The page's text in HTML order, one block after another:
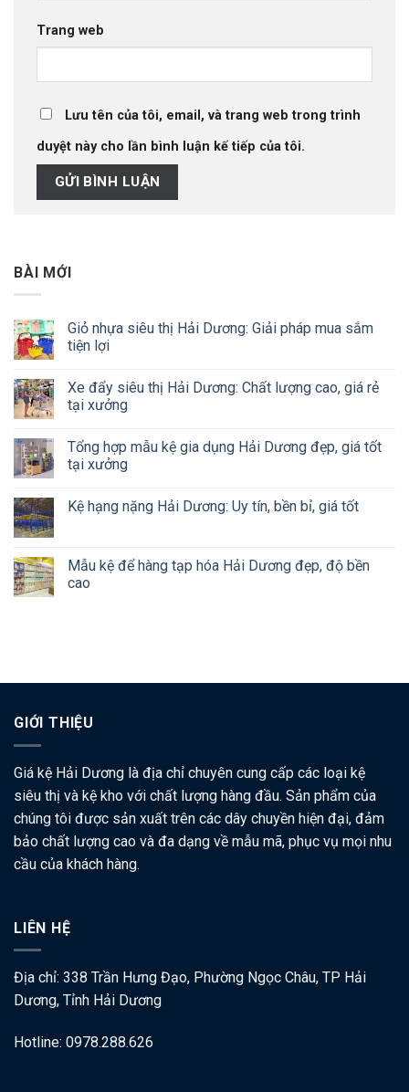
Trang web
Lưu tên của tôi, email, và trang web trong trình
duyệt này cho lần bình luận kế tiếp của tôi.
BÀI MỚI
Giỏ nhựa siêu thị Hải Dương: Giải pháp mua sắm
tiện lợi
Xe đẩy siêu thị Hải Dương: Chất lượng cao, giá rẻ
tại xưởng
Tổng hợp mẫu kệ gia dụng Hải Dương đẹp, giá tốt
tại xưởng
Kệ hạng nặng Hải Dương: Uy tín, bền bỉ, giá tốt
Mẫu kệ để hàng tạp hóa Hải Dương đẹp, độ bền
cao
GIỚI THIỆU
Giá kệ Hải Dương là địa chỉ chuyên cung cấp các loại kệ
siêu thị và kệ kho với chất lượng hàng đầu. Sản phẩm của
chúng tôi được sản xuất trên các dây chuyền hiện đại, đảm
bảo chất lượng cao và đa dạng về mẫu mã, phục vụ mọi nhu
cầu của khách hàng.
LIÊN HỆ
Địa chỉ: 338 Trần Hưng Đạo, Phường Ngọc Châu, TP Hải
Dương, Tỉnh Hải Dương
Hotline: 0978.288.626